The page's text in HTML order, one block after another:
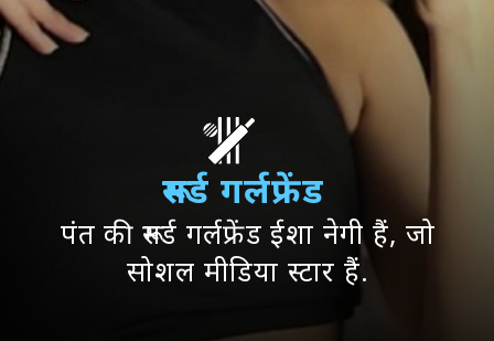
पंत की रूमर्ड गर्लफ्रेंड ईशा नेगी हैं, जो
सोशल मीडिया स्टार हैं.
रूमर्ड गर्लफ्रेंड